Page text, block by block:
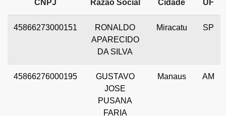
CNPJ Razão Social Cidade UF
45866273000151
RONALDO
APARECIDO
DA SILVA
Miracatu SP
45866276000195
GUSTAVO
JOSE
PUSANA
FARIA
Manaus AM